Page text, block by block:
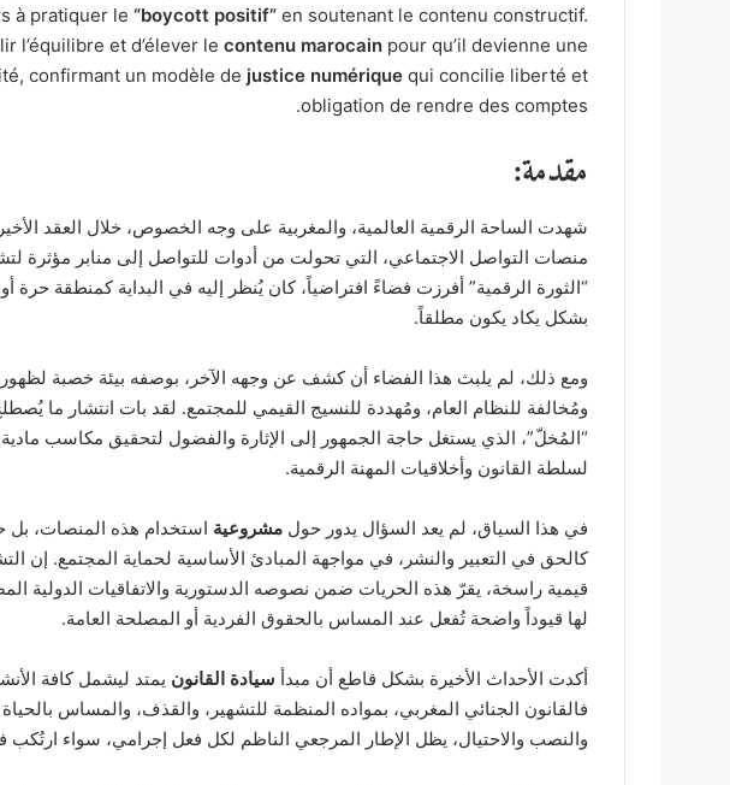
à pratiquer le “boycott positif” en soutenant le contenu constructif.
l’équilibre et d’élever le contenu marocain pour qu’il devienne une
confirmant un modèle de justice numérique qui concilie liberté et
obligation de rendre des comptes.
مقدمة:
شهدت الساحة الرقمية العالمية، والمغربية على وجه الخصوص، خلال العقد
منصات التواصل الاجتماعي، التي تحولت من أدوات للتواصل إلى منابر مؤثرة
“الثورة الرقمية” أفرزت فضاءً افتراضياً، كان يُنظر إليه في البداية كمنطقة حرة
بشكل يكاد يكون مطلقاً.
ومع ذلك، لم يلبث هذا الفضاء أن كشف عن وجهه الآخر، بوصفه بيئة خصبة لظهور
ومُخالفة للنظام العام، ومُهددة للنسيج القيمي للمجتمع. لقد بات انتشار ما
“المُخلّ”، الذي يستغل حاجة الجمهور إلى الإثارة والفضول لتحقيق مكاسب
لسلطة القانون وأخلاقيات المهنة الرقمية.
في هذا السياق، لم يعد السؤال يدور حول مشروعية استخدام هذه المنصات، بل
كالحق في التعبير والنشر، في مواجهة المبادئ الأساسية لحماية المجتمع. إن
قيمية راسخة، يقرّ هذه الحريات ضمن نصوصه الدستورية والاتفاقيات الدولية
لها قيوداً واضحة تُفعل عند المساس بالحقوق الفردية أو المصلحة العامة.
أكدت الأحداث الأخيرة بشكل قاطع أن مبدأ سيادة القانون يمتد ليشمل كافة
فالقانون الجنائي المغربي، بمواده المنظمة للتشهير، والقذف، والمساس بالحياة
والنصب والاحتيال، يظل الإطار المرجعي الناظم لكل فعل إجرامي، سواء ارتُكب